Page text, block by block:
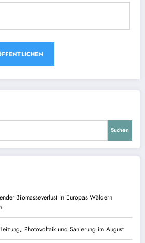
Suchen
Biomasseverlust in Europas Wäldern
Photovoltaik und Sanierung im August